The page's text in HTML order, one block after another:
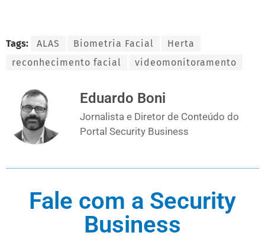
Tags: ALAS Biometria Facial
Herta
reconhecimento facial
videomonitoramento
Eduardo Boni
Jornalista e Diretor de Conteúdo do
Portal Security Business
Fale com a Security
Business